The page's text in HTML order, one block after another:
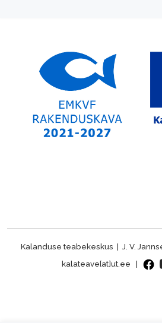
Kalanduse teabekeskus | J. V.
kalateave[at]ut.ee |